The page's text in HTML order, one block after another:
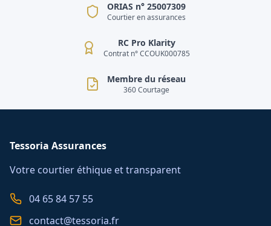
ORIAS n° 25007309
Courtier en assurances
RC Pro Klarity
Contrat n° CCOUK000785
Membre du réseau
360 Courtage
Tessoria Assurances
Votre courtier éthique et transparent
04 65 84 57 55
contact@tessoria.fr